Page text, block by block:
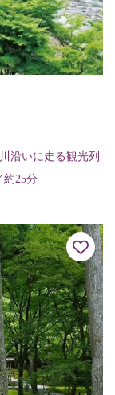
沿いに走る観光列
約25分